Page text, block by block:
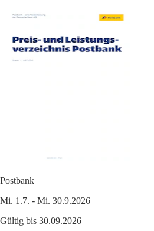
Postbank
Mi. 1.7. - Mi. 30.9.2026
Gültig bis 30.09.2026